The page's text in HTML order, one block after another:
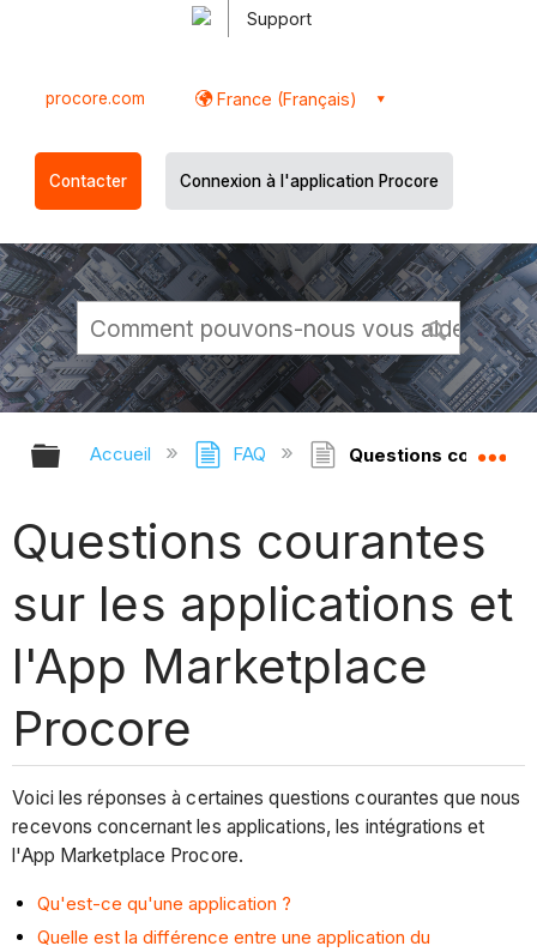
Support
procore.com France (Français)
Contacter Connexion à l'application Procore
Développer/réduire la hiérarchie
Accueil FAQ Questions
Questions courantes
sur les applications et
l'App Marketplace
Procore
Voici les réponses à certaines questions courantes que nous
recevons concernant les applications, les intégrations et
l'App Marketplace Procore.
Qu'est-ce qu'une application ?
Quelle est la différence entre une application du